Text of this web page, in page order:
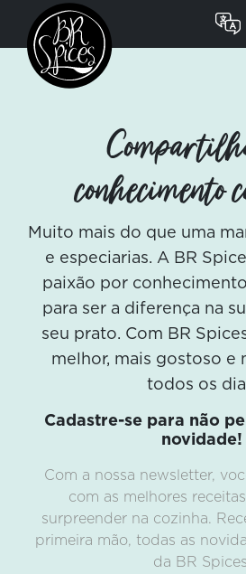
conhecimento
Muito mais do que uma
e especiarias. A BR
paixão por
para ser a diferença na
seu prato. Com BR
melhor, mais gostoso e
todos os
Cadastre-se para não
novidade!
Com a nossa newsletter,
com as melhores
surpreender na cozinha.
primeira mão, todas as
da BR